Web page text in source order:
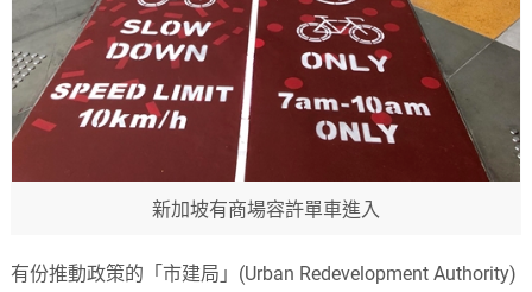
新加坡有商場容許單車進入
有份推動政策的「市建局」(Urban Redevelopment Authority)